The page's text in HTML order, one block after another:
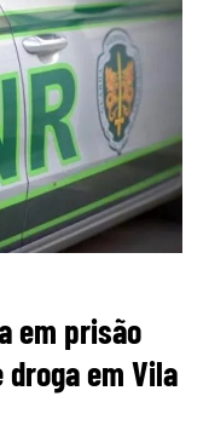
em prisão
em Vila